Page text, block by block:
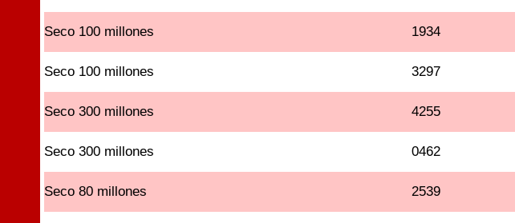
Seco 100 millones 1934
Seco 100 millones 3297
Seco 300 millones 4255
Seco 300 millones 0462
Seco 80 millones 2539